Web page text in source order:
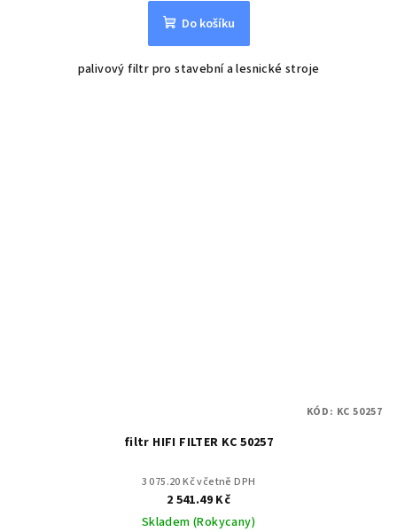
Do košíku
palivový filtr pro stavební a lesnické stroje
filtr HIFI FILTER KC 50257
3 075.20 Kč včetně DPH
2 541.49 Kč
Skladem (Rokycany)
KÓD: KC 50257